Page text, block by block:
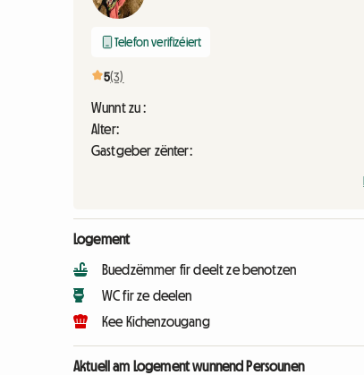
Telefon verifizéiert
5(3)
Wunnt zu :
Alter:
Gastgeber zënter:
Logement
Buedzëmmer fir deelt ze benotzen
WC fir ze deelen
Kee Kichenzougang
Aktuell am Logement wunnend Persounen